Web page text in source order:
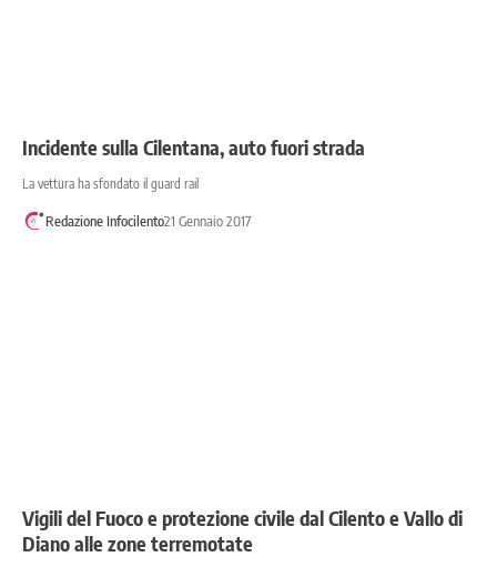
Incidente sulla Cilentana, auto fuori strada
La vettura ha sfondato il guard rail
Redazione Infocilento21 Gennaio 2017
Vigili del Fuoco e protezione civile dal Cilento e Vallo di
Diano alle zone terremotate